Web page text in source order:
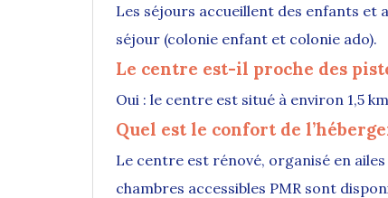
Les séjours accueillent des enfants et
séjour (colonie enfant et colonie ado).
Le centre est-il proche des
Oui : le centre est situé à environ 1,5
Quel est le confort de
Le centre est rénové, organisé en ailes
chambres accessibles PMR sont